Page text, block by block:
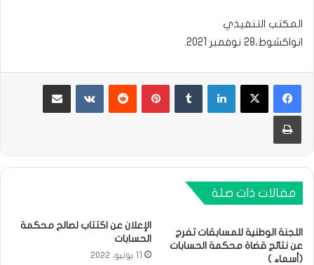
المكتب التنفيذي
انواكشوط،28 نوفمبر 2021.
لينكدإن بينتيريست مشاركة عبر البريد
طباعة
مقالات ذات صلة
اللجنة الوطنية للمسابقات تفرج
عن نتائج قضاة محكمة الحسابات
(أسماء )
الإعلان عن اكتتاب لصالح محكمة
الحسابات
11 يونيو، 2022